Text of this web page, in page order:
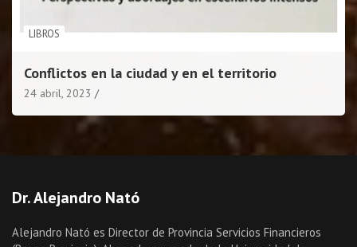
LIBROS
Conflictos en la ciudad y en el territorio
24 abril, 2023
Dr. Alejandro Nató
Alejandro Nató es Director de Provincia Servicios Financieros